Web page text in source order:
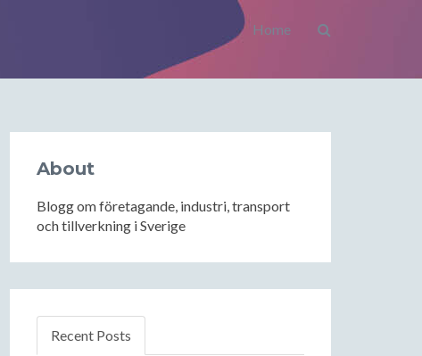
Home
About
Blogg om företagande, industri, transport
och tillverkning i Sverige
Recent Posts